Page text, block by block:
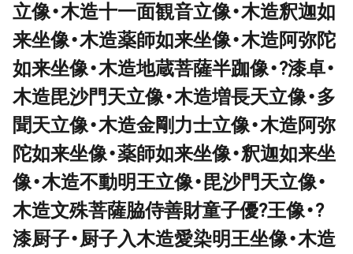
立像・木造十一面観音立像・木造釈迦如
来坐像・木造薬師如来坐像・木造阿弥陀
如来坐像・木造地蔵菩薩半跏像・?漆卓・
木造毘沙門天立像・木造増長天立像・多
聞天立像・木造金剛力士立像・木造阿弥
陀如来坐像・薬師如来坐像・釈迦如来坐
像・木造不動明王立像・毘沙門天立像・
木造文殊菩薩脇侍善財童子優?王像・?
漆厨子・厨子入木造愛染明王坐像・木造